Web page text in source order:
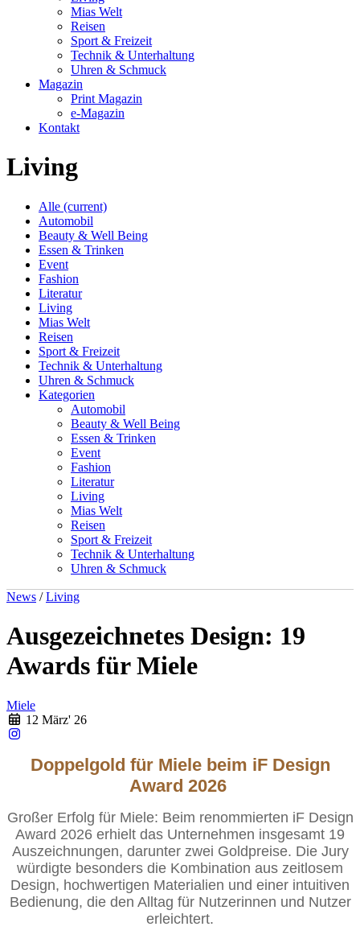
Mias Welt
Reisen
Sport & Freizeit
Technik & Unterhaltung
Uhren & Schmuck
Magazin
Print Magazin
e-Magazin
Kontakt
Living
Alle (current)
Automobil
Beauty & Well Being
Essen & Trinken
Event
Fashion
Literatur
Living
Mias Welt
Reisen
Sport & Freizeit
Technik & Unterhaltung
Uhren & Schmuck
Kategorien
Automobil
Beauty & Well Being
Essen & Trinken
Event
Fashion
Literatur
Living
Mias Welt
Reisen
Sport & Freizeit
Technik & Unterhaltung
Uhren & Schmuck
News /Living
Ausgezeichnetes Design: 19
Awards für Miele
Miele
12 März' 26
Doppelgold für Miele beim iF Design
Award 2026
Großer Erfolg für Miele: Beim renommierten iF Design
Award 2026 erhielt das Unternehmen insgesamt 19
Auszeichnungen, darunter zwei Goldpreise. Die Jury
würdigte besonders die Kombination aus zeitlosem
Design, hochwertigen Materialien und einer intuitiven
Bedienung, die den Alltag für Nutzerinnen und Nutzer
erleichtert.